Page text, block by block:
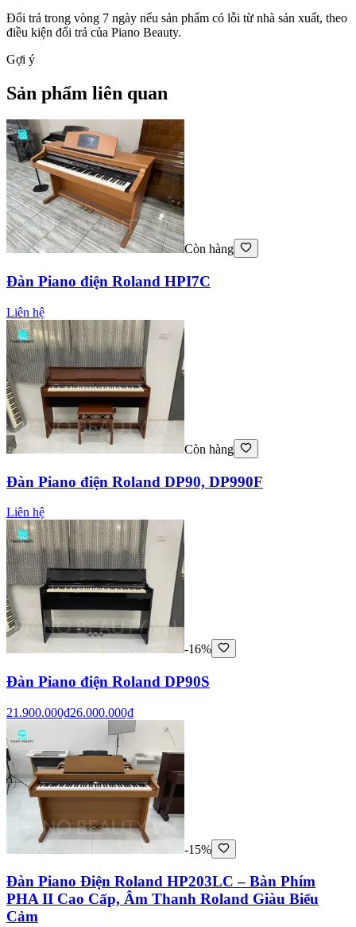
Đổi trả trong vòng 7 ngày nếu sản phẩm có lỗi từ nhà sản xuất, theo
điều kiện đổi trả của Piano Beauty.
Gợi ý
Sản phẩm liên quan
Còn hàng
Đàn Piano điện Roland HPI7C
Liên hệ
Còn hàng
Đàn Piano điện Roland DP90, DP990F
Liên hệ
-16%
Đàn Piano điện Roland DP90S
21.900.000₫26.000.000₫
-15%
Đàn Piano Điện Roland HP203LC – Bàn Phím
PHA II Cao Cấp, Âm Thanh Roland Giàu Biểu
Cảm